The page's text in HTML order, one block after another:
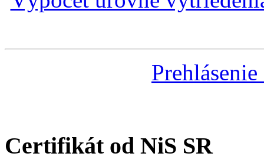
Certifikát od NiS SR